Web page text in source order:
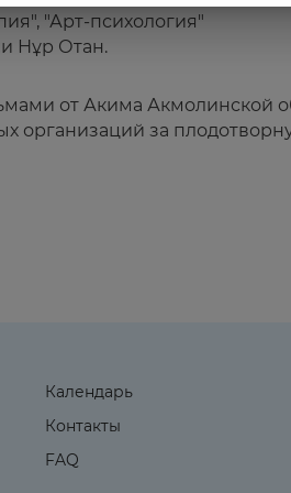
"Арт-психология"
Нұр Отан.
от Акима Акмолинской
организаций за
Календарь
Контакты
FAQ